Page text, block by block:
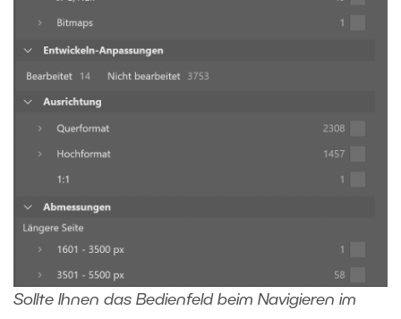
Sollte Ihnen das Bedienfeld beim Navigieren im